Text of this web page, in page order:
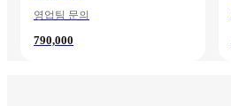
영업팀 문의
790,000